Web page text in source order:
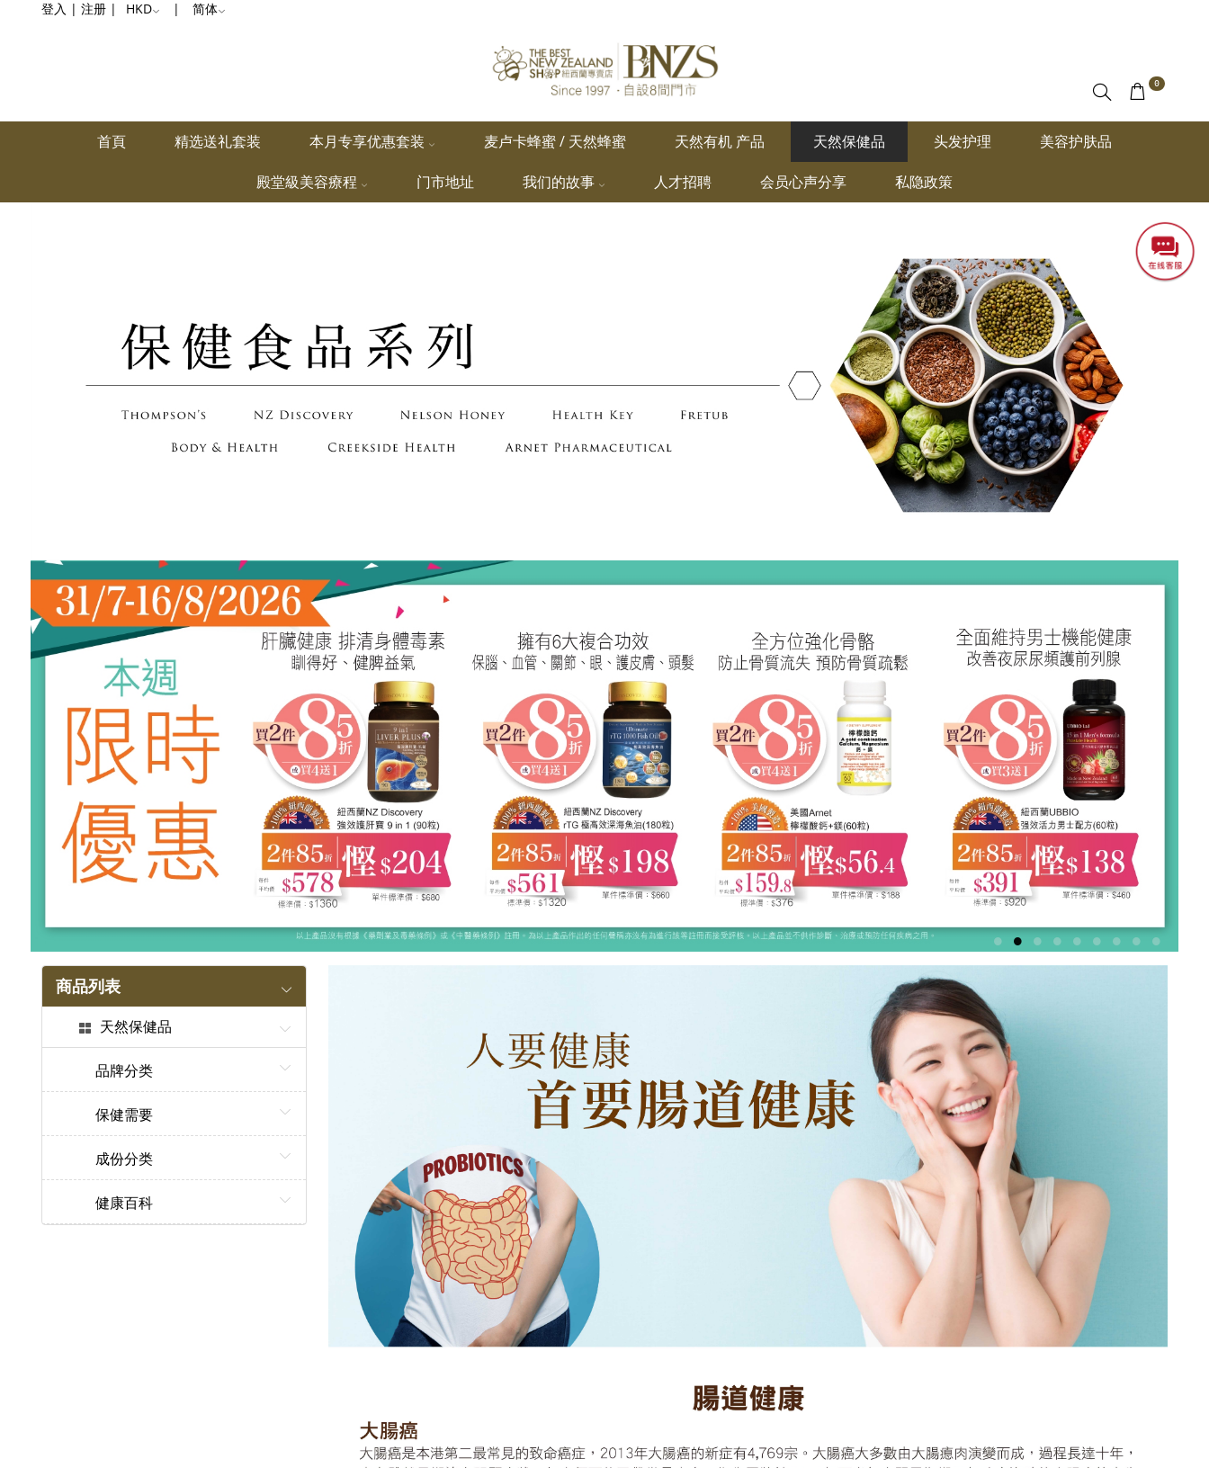
康
登入 | 注册 | HKD | 简体
0
首頁 精选送礼套装 本月专享优惠套装 麦卢卡蜂蜜 / 天然蜂蜜 天然有机 产品 天然保健品 头发护理 美容护肤品
殿堂級美容療程 门市地址 我们的故事 人才招聘 会员心声分享 私隐政策
商品列表
天然保健品
品牌分类
保健需要
成份分类
健康百科